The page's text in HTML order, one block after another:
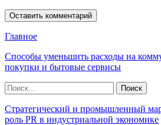
Главное
Способы уменьшить расходы на
покупки и бытовые сервисы
Стратегический и промышленный
роль PR в индустриальной экономике